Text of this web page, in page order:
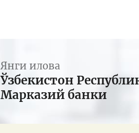
Янги илова
Ўзбекистон
Марказий банки